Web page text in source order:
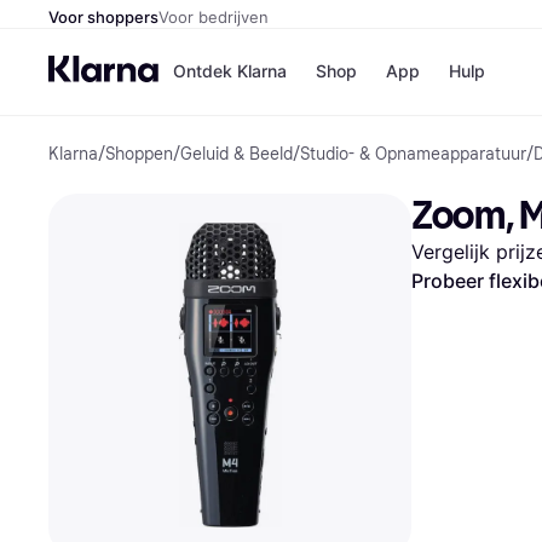
Voor shoppersVoor bedrijven
Ontdek Klarna Shop
Winkels
Bol
H&M
App Hulp
Klarna/Shoppen/Geluid & Beeld/Studio- & Opnameapparatuur/
Zoom,
Vergelijk
Probeer